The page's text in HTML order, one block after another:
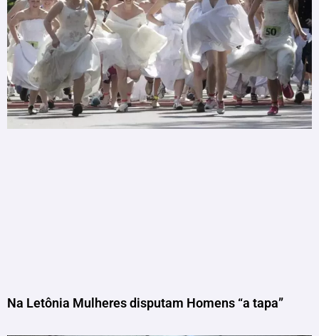
Na Letônia Mulheres disputam Homens “a tapa”